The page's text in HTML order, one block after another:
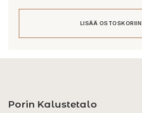
LISÄÄ OSTOSKORIIN
Porin Kalustetalo